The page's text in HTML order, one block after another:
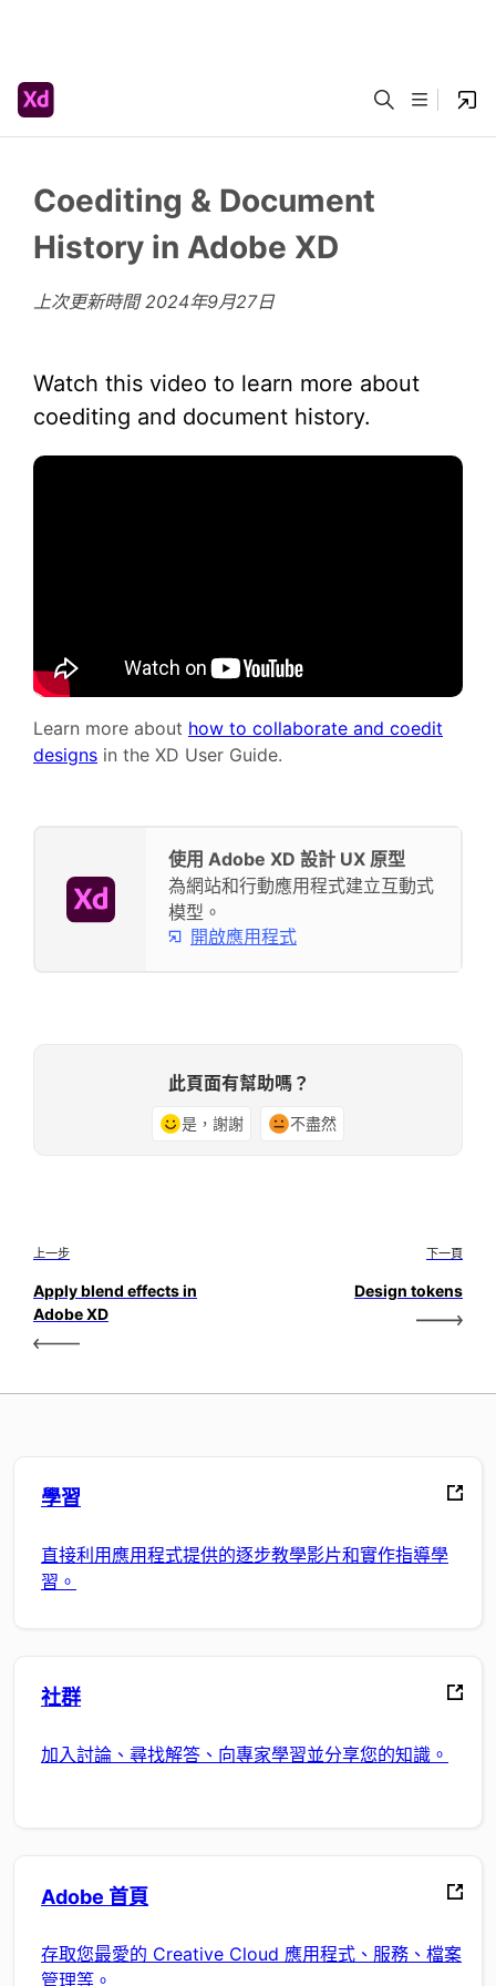
Coediting & Document
History in Adobe XD
上次更新時間2024年9月27日
Watch this video to learn more about
coediting and document history.
Learn more about how to collaborate and coedit
designs in the XD User Guide.
使用 Adobe XD 設計 UX 原型
為網站和行動應用程式建立互動式
模型。
開啟應用程式
此頁面有幫助嗎？
是，謝謝 不盡然
上一步
Apply blend effects in
Adobe XD
下一頁
Design tokens
學習
直接利用應用程式提供的逐步教學影片和實作指導學
習。
社群
加入討論、尋找解答、向專家學習並分享您的知識。
Adobe 首頁
存取您最愛的 Creative Cloud 應用程式、服務、檔案
管理等。